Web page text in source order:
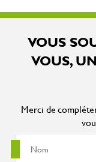
VOUS
VOUS,
Merci de